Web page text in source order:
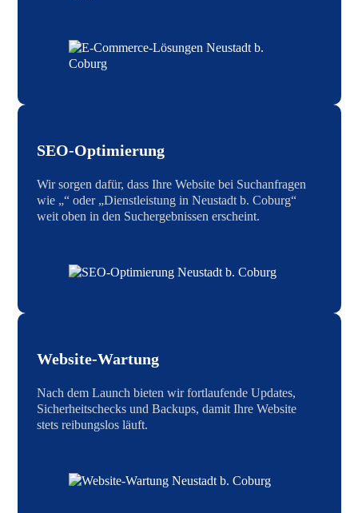
SEO-Optimierung
Wir sorgen dafür, dass Ihre Website bei Suchanfragen
wie „“ oder „Dienstleistung in Neustadt b. Coburg“
weit oben in den Suchergebnissen erscheint.
Website-Wartung
Nach dem Launch bieten wir fortlaufende Updates,
Sicherheitschecks und Backups, damit Ihre Website
stets reibungslos läuft.